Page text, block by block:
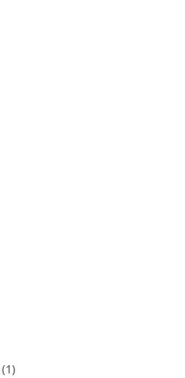
(1)